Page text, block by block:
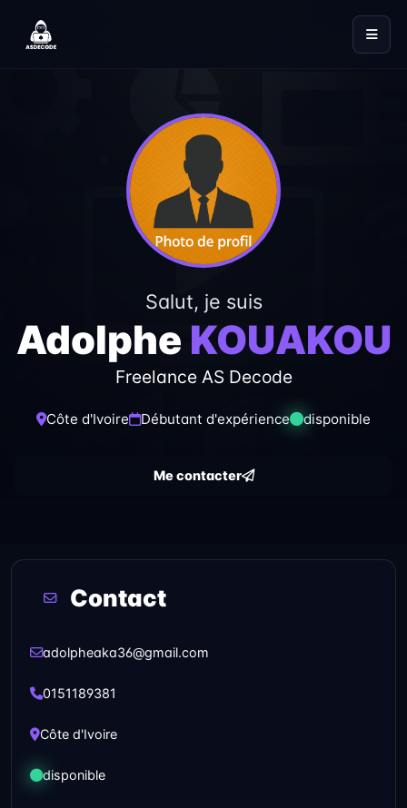
Salut, je suis
Adolphe KOUAKOU
Freelance AS Decode
Côte d'Ivoire Débutant d'expérience disponible
Me contacter
Contact
adolpheaka36@gmail.com
0151189381
Côte d'Ivoire
disponible